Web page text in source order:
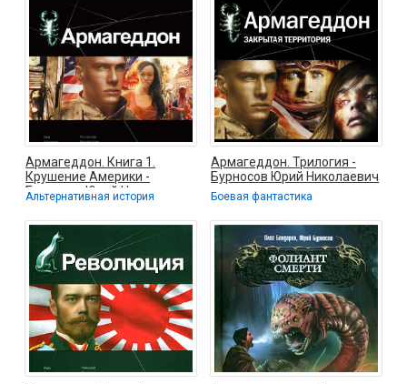
Армагеддон. Книга 1.
Крушение Америки -
Бурносов Юрий Николаевич
Альтернативная история
Армагеддон. Трилогия -
Бурносов Юрий Николаевич
Боевая фантастика